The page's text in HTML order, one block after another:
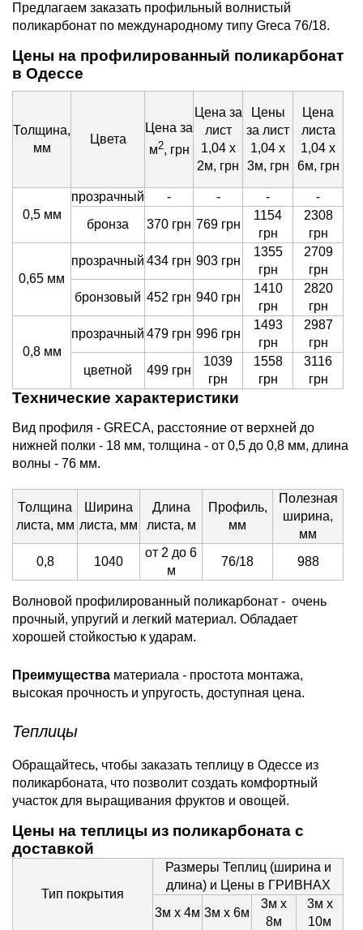
Предлагаем заказать профильный волнистый
поликарбонат по международному типу Greca 76/18.
Цены на профилированный поликарбонат
в Одессе
Толщина,
мм
Цвета
Цена за
м2, грн
Цена за
лист
1,04 х
2м, грн
Цены
за лист
1,04 х
3м, грн
Цена
листа
1,04 х
6м, грн
0,5 мм
прозрачный - - -
-
бронза
370 грн 769 грн
1154
грн
2308
грн
0,65 мм
прозрачный 434 грн 903 грн
1355
грн
2709
грн
бронзовый 452 грн 940 грн
1410
грн
2820
грн
0,8 мм
прозрачный 479 грн 996 грн
1493
грн
2987
грн
цветной
499 грн
1039
грн
1558
грн
3116
грн
Технические характеристики
Вид профиля - GRECA, расстояние от верхней до
нижней полки - 18 мм, толщина - от 0,5 до 0,8 мм, длина
волны - 76 мм.
Толщина
листа, мм
Ширина
листа, мм
Длина
листа, м
Профиль,
мм
Полезная
ширина,
мм
0,8
1040
от 2 до 6
м
76/18 988
Волновой профилированный поликарбонат - очень
прочный, упругий и легкий материал. Обладает
хорошей стойкостью к ударам.
Преимущества материала - простота монтажа,
высокая прочность и упругость, доступная цена.
Теплицы
Обращайтесь, чтобы заказать теплицу в Одессе из
поликарбоната, что позволит создать комфортный
участок для выращивания фруктов и овощей.
Цены на теплицы из поликарбоната с
доставкой
Тип покрытия
Размеры Теплиц (ширина и
длина) и Цены в ГРИВНАХ
3м х 4м 3м х 6м
3м х
8м
3м х
10м